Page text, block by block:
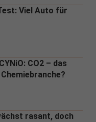
Viel Auto für
CO2 – das
rasant, doch